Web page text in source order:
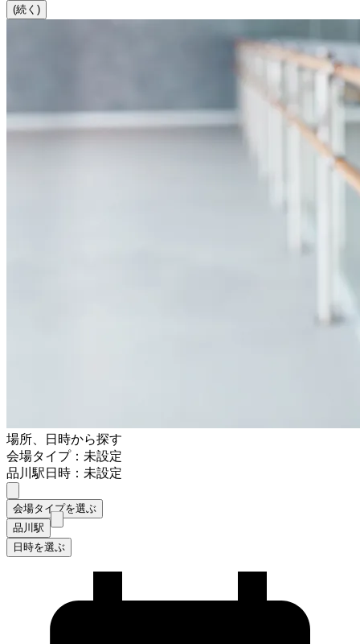
(続く)
場所、日時から探す
会場タイプ：未設定
品川駅日時：未設定
会場タイプを選ぶ
品川駅
日時を選ぶ